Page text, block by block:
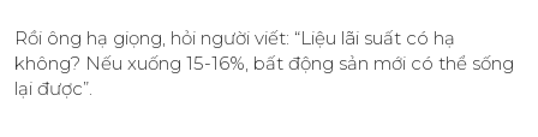
Rồi ông hạ giọng, hỏi người viết: “Liệu lãi suất có hạ
không? Nếu xuống 15-16%, bất động sản mới có thể sống
lại được”.